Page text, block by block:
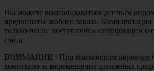
Вы можете воспользоваться данным
предоплаты любого заказа. Комплектация
только после поступления информации о
счета.
ВНИМАНИЕ ! При банковском переводе
комиссию за перемещение денежных